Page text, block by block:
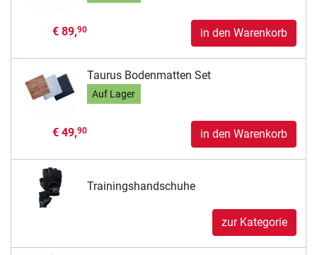
€ 89,90 in den Warenkorb
Taurus Bodenmatten Set
Auf Lager
€ 49,90 in den Warenkorb
Trainingshandschuhe
zur Kategorie